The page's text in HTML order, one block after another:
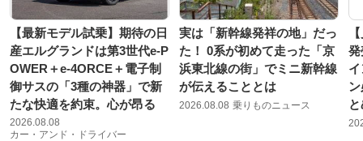
【最新モデル試乗】期待の日
産エルグランドは第3世代e-P
OWER＋e-4ORCE＋電子制
御サスの「3種の神器」で新
たな快適を約束。心が昂る
2026.08.08
カー・アンド・ドライバー
実は「新幹線発祥の地」だっ
た！ 0系が初めて走った「京
浜東北線の街」でミニ新幹線
が伝えることとは
2026.08.08 乗りものニュース
発